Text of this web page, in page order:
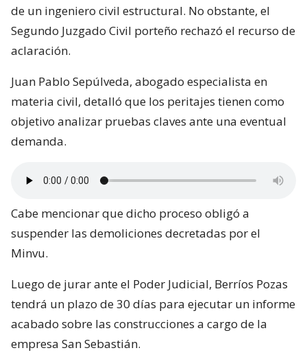
de un ingeniero civil estructural. No obstante, el
Segundo Juzgado Civil porteño rechazó el recurso de
aclaración.
Juan Pablo Sepúlveda, abogado especialista en
materia civil, detalló que los peritajes tienen como
objetivo analizar pruebas claves ante una eventual
demanda.
Cabe mencionar que dicho proceso obligó a
suspender las demoliciones decretadas por el
Minvu.
Luego de jurar ante el Poder Judicial, Berríos Pozas
tendrá un plazo de 30 días para ejecutar un informe
acabado sobre las construcciones a cargo de la
empresa San Sebastián.